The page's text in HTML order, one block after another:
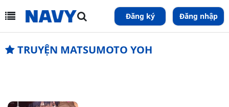
Đăng ký Đăng nhập
TRUYỆN MATSUMOTO YOH